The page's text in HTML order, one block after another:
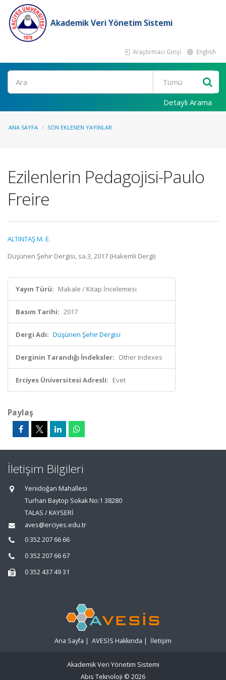
Akademik Veri Yönetim Sistemi
Araştırmacı Girişi English
Ara
Detaylı Arama
ANA SAYFA SON EKLENEN YAYINLAR
Ezilenlerin Pedagojisi-Paulo
Freire
ALTINTAŞ M. E.
Düşünen Şehir Dergisi, sa.3, 2017 (Hakemli Dergi)
Yayın Türü: Makale / Kitap İncelemesi
Basım Tarihi: 2017
Dergi Adı: Düşünen Şehir Dergisi
Derginin Tarandığı İndeksler: Other Indexes
Erciyes Üniversitesi Adresli: Evet
Paylaş
İletişim Bilgileri
Yenidoğan Mahallesi
Turhan Baytop Sokak No:1 38280
TALAS / KAYSERİ
aves@erciyes.edu.tr
0 352 207 66 66
0 352 207 66 67
0 352 437 49 31
Ana Sayfa | AVESİS Hakkında | İletişim
Akademik Veri Yönetim Sistemi
Abis Teknoloji © 2026